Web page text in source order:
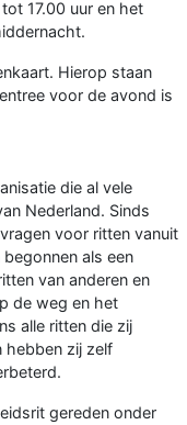
17.00 uur en het
Hierop staan
voor de avond is
die al vele
Nederland. Sinds
voor ritten vanuit
als een
van anderen en
de weg en het
alle ritten die zij
hebben zij zelf
gereden onder